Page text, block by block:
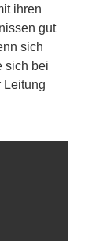
ihren
gut
sich
sich bei
Leitung